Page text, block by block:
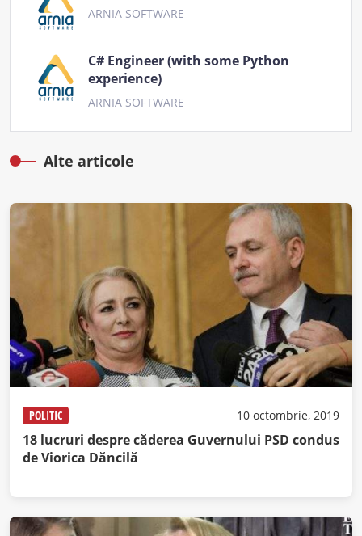
ARNIA SOFTWARE
C# Engineer (with some Python
experience)
ARNIA SOFTWARE
Alte articole
POLITIC 10 octombrie, 2019
18 lucruri despre căderea Guvernului PSD condus
de Viorica Dăncilă